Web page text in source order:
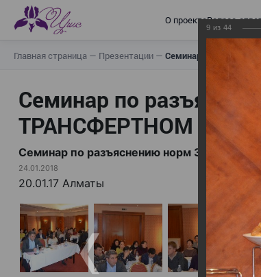
О проектеВопрос-
Главная страница — Презентации — Семинар по
Семинар по
ТРАНСФЕРТНОМ
Семинар по разъяснению норм Закона
24.01.2018
20.01.17 Алматы
9 из 44